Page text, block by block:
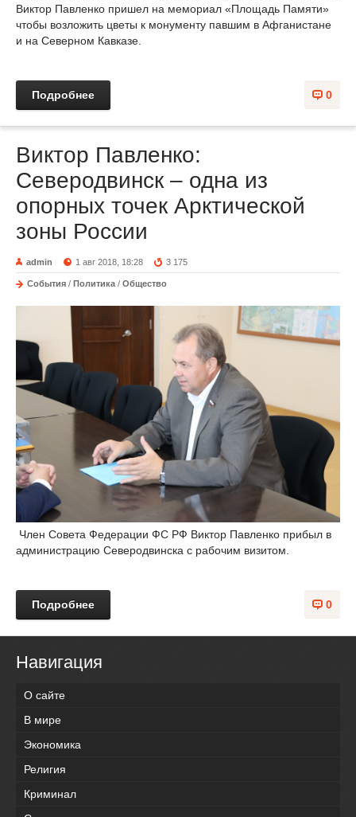
Виктор Павленко пришел на мемориал «Площадь Памяти»
чтобы возложить цветы к монументу павшим в Афганистане
и на Северном Кавказе.
0
Подробнее
Виктор Павленко:
Северодвинск – одна из
опорных точек Арктической
зоны России
admin 1 авг 2018, 18:28 3 175
События / Политика / Общество
Член Совета Федерации ФС РФ Виктор Павленко прибыл в
администрацию Северодвинска с рабочим визитом.
0
Подробнее
Навигация
О сайте
В мире
Экономика
Религия
Криминал